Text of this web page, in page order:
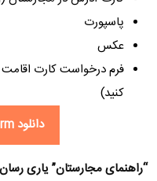
پاسپورت
عکس
فرم درخواست کارت اقامت
کنید)
دانلود Application Form
“راهنمای مجارستان” یاری